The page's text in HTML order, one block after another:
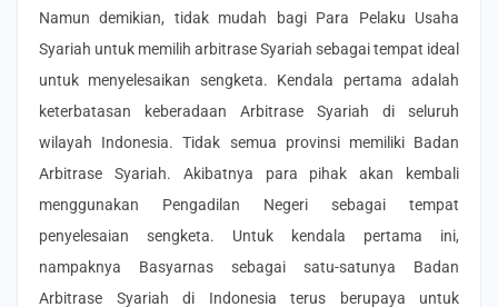
Namun demikian, tidak mudah bagi Para Pelaku Usaha
Syariah untuk memilih arbitrase Syariah sebagai tempat ideal
untuk menyelesaikan sengketa. Kendala pertama adalah
keterbatasan keberadaan Arbitrase Syariah di seluruh
wilayah Indonesia. Tidak semua provinsi memiliki Badan
Arbitrase Syariah. Akibatnya para pihak akan kembali
menggunakan Pengadilan Negeri sebagai tempat
penyelesaian sengketa. Untuk kendala pertama ini,
nampaknya Basyarnas sebagai satu-satunya Badan
Arbitrase Syariah di Indonesia terus berupaya untuk